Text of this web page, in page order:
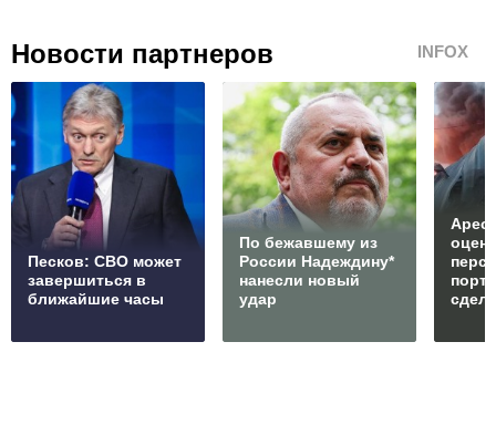
Новости партнеров INFOX
Песков: СВО может
завершиться в
ближайшие часы
По бежавшему из
России Надеждину*
нанесли новый
удар